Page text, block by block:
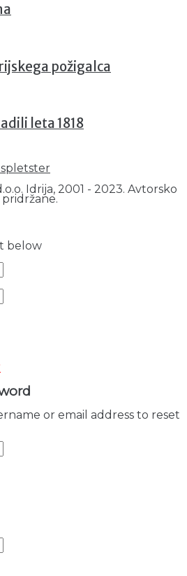
požigalca
leta 1818
Idrija, 2001 - 2023. Avtorsko
pridržane.
below
or email address to reset